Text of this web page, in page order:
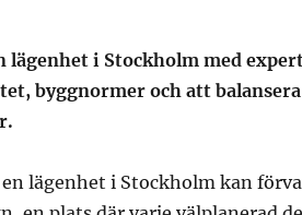
lägenhet i Stockholm med
byggnormer och att
lägenhet i Stockholm kan